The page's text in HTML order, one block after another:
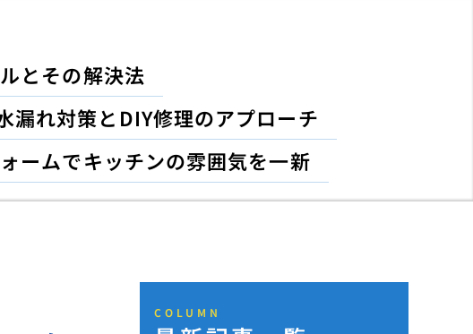
とその解決法
漏れ対策とDIY修理のアプローチ
ームでキッチンの雰囲気を一新
COLUMN